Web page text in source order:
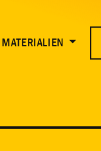
MATERIALIEN